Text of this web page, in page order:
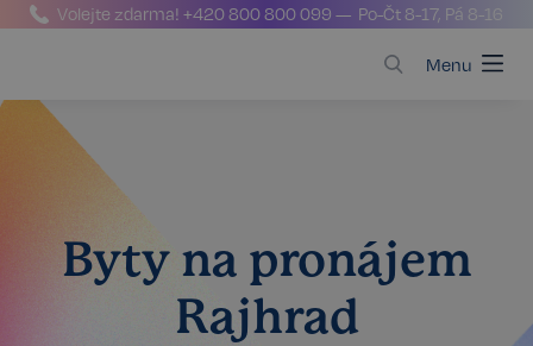
Volejte zdarma!+420 800 800 099 — Po-Čt 8-17, Pá 8-16
Menu
Byty na pronájem
Rajhrad